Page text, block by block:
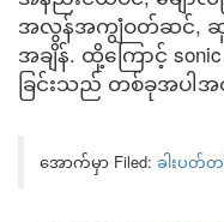
အလွန်အကျွံဝတ်ဆင်, ဆူ
အချိန်. ထို့ကြောင့်
ခြင်းသည် တစ်ခုအပါ
အောက်မှာ Filed: ခါးပတ်တ